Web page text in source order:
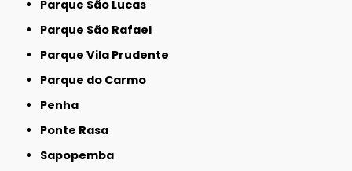
Parque São Lucas
Parque São Rafael
Parque Vila Prudente
Parque do Carmo
Penha
Ponte Rasa
Sapopemba